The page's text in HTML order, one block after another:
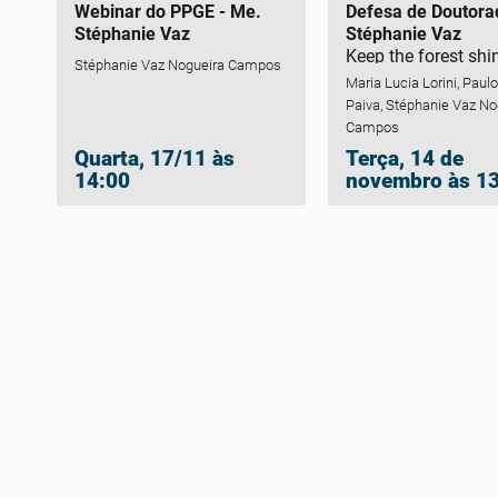
Webinar do PPGE - Me.
Stéphanie Vaz
Stéphanie Vaz Nogueira Campos
Quarta, 17/11 às
14:00
Defesa de
Stéphanie Vaz
Keep the forest
mapping threats
information for
conservation
firefly species
the Atlantic Forest
Maria Lucia Lorini,
Paiva, Stéphanie Vaz
Campos
Terça, 14 de
novembro às